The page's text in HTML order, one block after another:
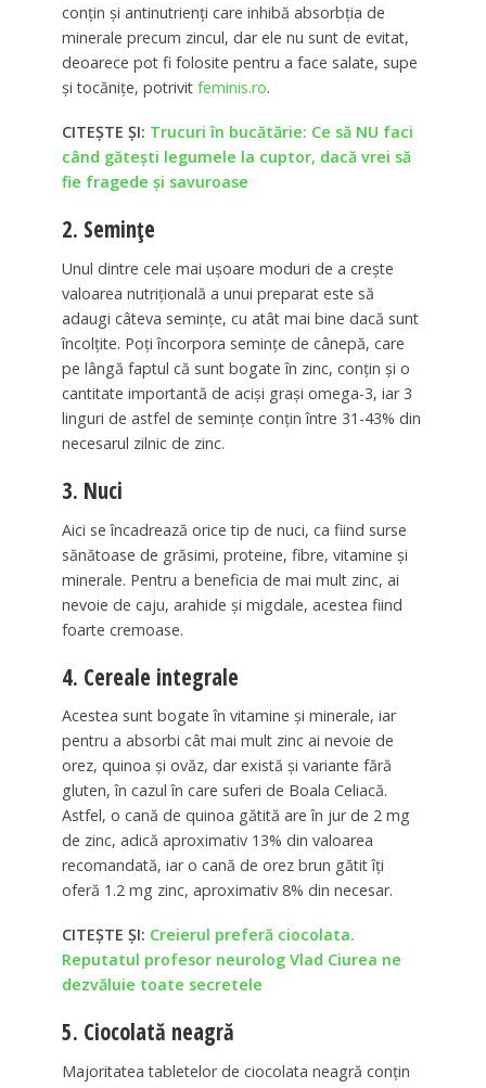
conțin și antinutrienți care inhibă absorbția de
minerale precum zincul, dar ele nu sunt de evitat,
deoarece pot fi folosite pentru a face salate, supe
și tocănițe, potrivit feminis.ro.
CITEȘTE ȘI: Trucuri în bucătărie: Ce să NU faci
când gătești legumele la cuptor, dacă vrei să
fie fragede și savuroase
2. Semințe
Unul dintre cele mai ușoare moduri de a crește
valoarea nutrițională a unui preparat este să
adaugi câteva semințe, cu atât mai bine dacă sunt
încolțite. Poți încorpora semințe de cânepă, care
pe lângă faptul că sunt bogate în zinc, conțin și o
cantitate importantă de aciși grași omega-3, iar 3
linguri de astfel de semințe conțin între 31-43% din
necesarul zilnic de zinc.
3. Nuci
Aici se încadrează orice tip de nuci, ca fiind surse
sănătoase de grăsimi, proteine, fibre, vitamine și
minerale. Pentru a beneficia de mai mult zinc, ai
nevoie de caju, arahide și migdale, acestea fiind
foarte cremoase.
4. Cereale integrale
Acestea sunt bogate în vitamine și minerale, iar
pentru a absorbi cât mai mult zinc ai nevoie de
orez, quinoa și ovăz, dar există și variante fără
gluten, în cazul în care suferi de Boala Celiacă.
Astfel, o cană de quinoa gătită are în jur de 2 mg
de zinc, adică aproximativ 13% din valoarea
recomandată, iar o cană de orez brun gătit îți
oferă 1.2 mg zinc, aproximativ 8% din necesar.
CITEȘTE ȘI: Creierul preferă ciocolata.
Reputatul profesor neurolog Vlad Ciurea ne
dezvăluie toate secretele
5. Ciocolată neagră
Majoritatea tabletelor de ciocolata neagră conțin